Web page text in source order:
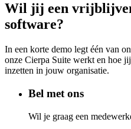
Wil jij een
software?
In een korte demo legt één van
onze Cierpa Suite werkt en hoe
inzetten in jouw organisatie.
Bel met ons
Wil je graag een